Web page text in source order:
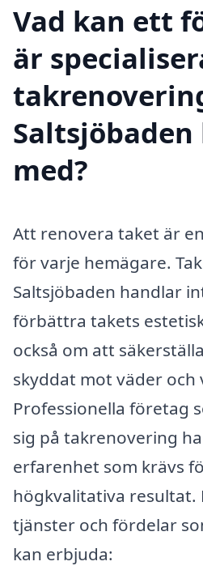
Vad kan ett
är
med?
Att renovera taket är
för varje hemägare.
Saltsjöbaden handlar
förbättra takets
också om att
skyddat mot väder och
Professionella företag
sig på takrenovering
erfarenhet som krävs
högkvalitativa resultat.
tjänster och fördelar
kan erbjuda: